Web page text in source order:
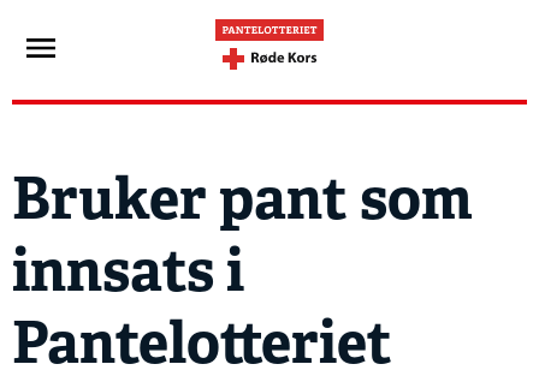
Bruker pant som
innsats i
Pantelotteriet